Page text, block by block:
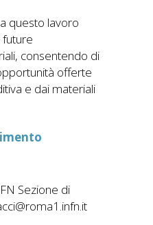
questo lavoro
future
consentendo di
offerte
e dai materiali
Sezione di